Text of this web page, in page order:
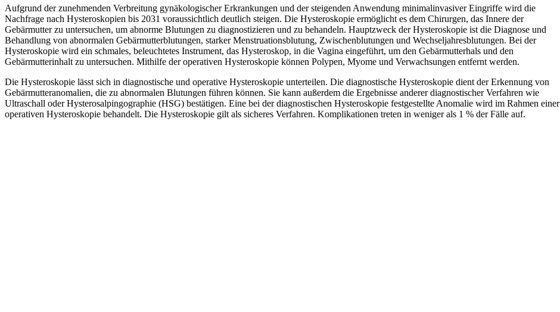
Aufgrund der zunehmenden Verbreitung gynäkologischer Erkrankungen und der steigenden Anwendung minimalinvasiver Eingriffe wird die
Nachfrage nach Hysteroskopien bis 2031 voraussichtlich deutlich steigen. Die Hysteroskopie ermöglicht es dem Chirurgen, das Innere der
Gebärmutter zu untersuchen, um abnorme Blutungen zu diagnostizieren und zu behandeln. Hauptzweck der Hysteroskopie ist die Diagnose und
Behandlung von abnormalen Gebärmutterblutungen, starker Menstruationsblutung, Zwischenblutungen und Wechseljahresblutungen. Bei der
Hysteroskopie wird ein schmales, beleuchtetes Instrument, das Hysteroskop, in die Vagina eingeführt, um den Gebärmutterhals und den
Gebärmutterinhalt zu untersuchen. Mithilfe der operativen Hysteroskopie können Polypen, Myome und Verwachsungen entfernt werden.
Die Hysteroskopie lässt sich in diagnostische und operative Hysteroskopie unterteilen. Die diagnostische Hysteroskopie dient der Erkennung von
Gebärmutteranomalien, die zu abnormalen Blutungen führen können. Sie kann außerdem die Ergebnisse anderer diagnostischer Verfahren wie
Ultraschall oder Hysterosalpingographie (HSG) bestätigen. Eine bei der diagnostischen Hysteroskopie festgestellte Anomalie wird im Rahmen einer
operativen Hysteroskopie behandelt. Die Hysteroskopie gilt als sicheres Verfahren. Komplikationen treten in weniger als 1 % der Fälle auf.